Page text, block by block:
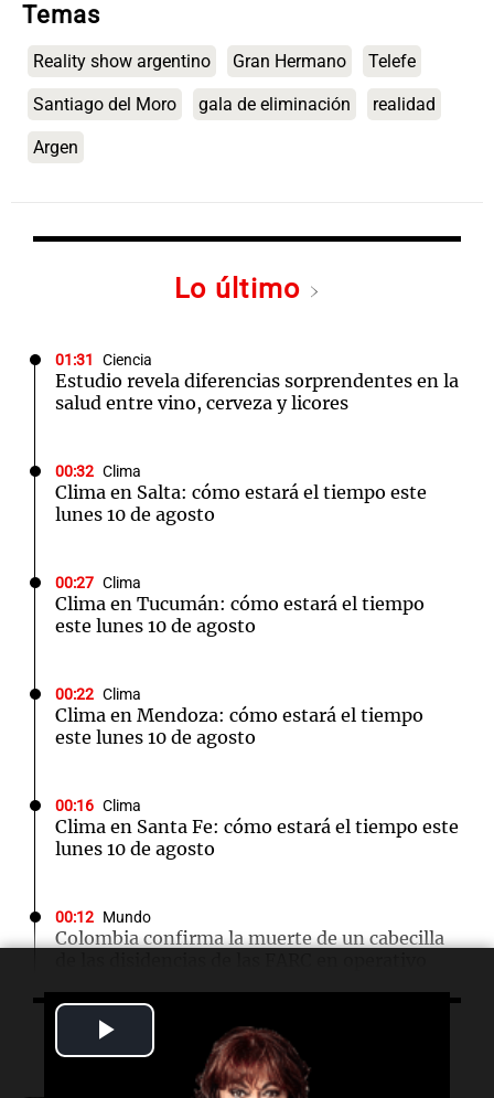
Video
Temas
Reality show argentino Gran Hermano Telefe
Santiago del Moro gala de eliminación realidad
Argen
Lo último
01:31 Ciencia
Estudio revela diferencias sorprendentes en la
salud entre vino, cerveza y licores
00:32 Clima
Clima en Salta: cómo estará el tiempo este
lunes 10 de agosto
00:27 Clima
Clima en Tucumán: cómo estará el tiempo
este lunes 10 de agosto
00:22 Clima
Clima en Mendoza: cómo estará el tiempo
este lunes 10 de agosto
00:16 Clima
Clima en Santa Fe: cómo estará el tiempo este
lunes 10 de agosto
00:12 Mundo
Colombia confirma la muerte de un cabecilla
00:11 Clima
Clima en Rosario: cómo estará el tiempo este
lunes 10 de agosto
Escuchá lo último